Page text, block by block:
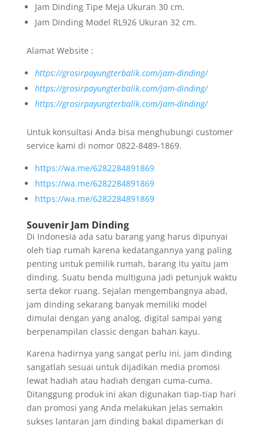
Jam Dinding Tipe Meja Ukuran 30 cm.
Jam Dinding Model RL926 Ukuran 32 cm.
Alamat Website :
https://grosirpayungterbalik.com/jam-dinding/
https://grosirpayungterbalik.com/jam-dinding/
https://grosirpayungterbalik.com/jam-dinding/
Untuk konsultasi Anda bisa menghubungi customer
service kami di nomor 0822-8489-1869.
https://wa.me/6282284891869
https://wa.me/6282284891869
https://wa.me/6282284891869
Souvenir Jam Dinding
Di Indonesia ada satu barang yang harus dipunyai
oleh tiap rumah karena kedatangannya yang paling
penting untuk pemilik rumah, barang itu yaitu jam
dinding. Suatu benda multiguna jadi petunjuk waktu
serta dekor ruang. Sejalan mengembangnya abad,
jam dinding sekarang banyak memiliki model
dimulai dengan yang analog, digital sampai yang
berpenampilan classic dengan bahan kayu.
Karena hadirnya yang sangat perlu ini, jam dinding
sangatlah sesuai untuk dijadikan media promosi
lewat hadiah atau hadiah dengan cuma-cuma.
Ditanggung produk ini akan digunakan tiap-tiap hari
dan promosi yang Anda melakukan jelas semakin
sukses lantaran jam dinding bakal dipamerkan di